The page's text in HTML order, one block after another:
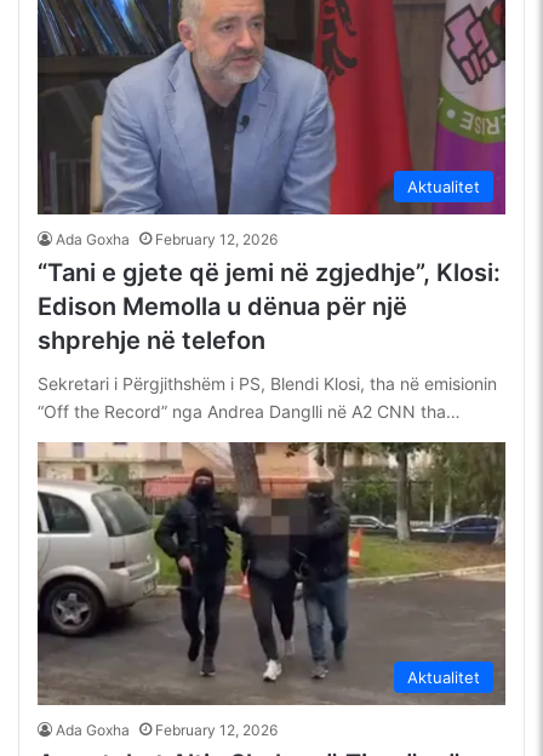
Ada Goxha February 12, 2026
“Tani e gjete që jemi në zgjedhje”, Klosi:
Edison Memolla u dënua për një
shprehje në telefon
Sekretari i Përgjithshëm i PS, Blendi Klosi, tha në emisionin
“Off the Record” nga Andrea Danglli në A2 CNN tha…
Ada Goxha February 12, 2026
Arrestohet Altin Shehu në Tiranë, në